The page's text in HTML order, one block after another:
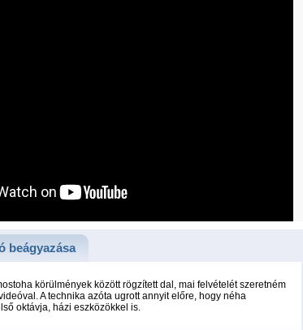
beágyazása
körülmények között rögzített dal, mai felvételét szeretném
A technika azóta ugrott annyit előre, hogy néha
oktávja, házi eszközökkel is.